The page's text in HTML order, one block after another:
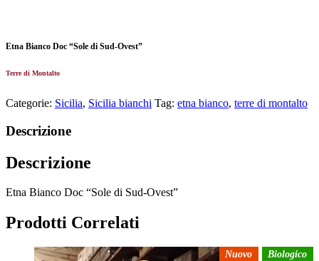
Etna Bianco Doc “Sole di Sud-Ovest”
Terre di Montalto
Categorie: Sicilia, Sicilia bianchi Tag: etna bianco, terre di montalto
Descrizione
Descrizione
Etna Bianco Doc “Sole di Sud-Ovest”
Prodotti Correlati
Nuovo Biologico